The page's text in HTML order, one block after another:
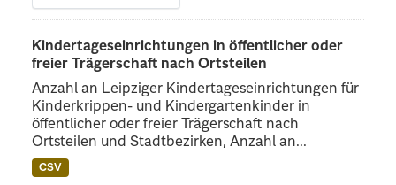
Kindertageseinrichtungen in öffentlicher oder
freier Trägerschaft nach Ortsteilen
Anzahl an Leipziger Kindertageseinrichtungen für
Kinderkrippen- und Kindergartenkinder in
öffentlicher oder freier Trägerschaft nach
Ortsteilen und Stadtbezirken, Anzahl an...
CSV